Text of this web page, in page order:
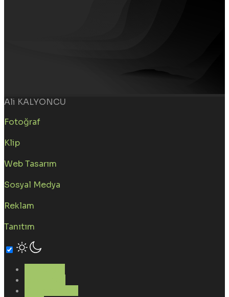
Ali KALYONCU
Fotoğraf
Klip
Web Tasarım
Sosyal Medya
Reklam
Tanıtım